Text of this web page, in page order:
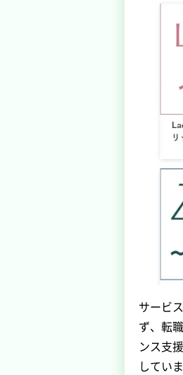
サービ
ず、転
ンス支
していま